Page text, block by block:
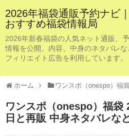
2026年福袋通販予約ナビ
おすすめ福袋情報局
2026年新春福袋の人気ネット通販、
情報を公開。内容、中身のネタバレ
フィリエイト広告を利用しています。
ホーム ワンスポ（onespo）福
ワンスポ（onespo）福袋
日と再販 中身ネタバレな